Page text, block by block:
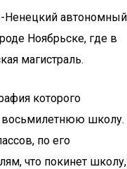
Ненецкий автономный
Ноябрьске, где в
магистраль.
которого
восьмилетнюю школу.
по его
что покинет школу,